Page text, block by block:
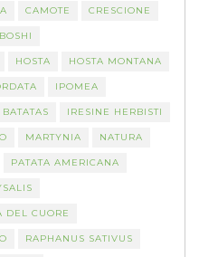
CAMOTE CRESCIONE
HOSTA HOSTA MONTANA
IPOMEA
IRESINE HERBISTI
MARTYNIA NATURA
PATATA AMERICANA
DEL CUORE
RAPHANUS SATIVUS